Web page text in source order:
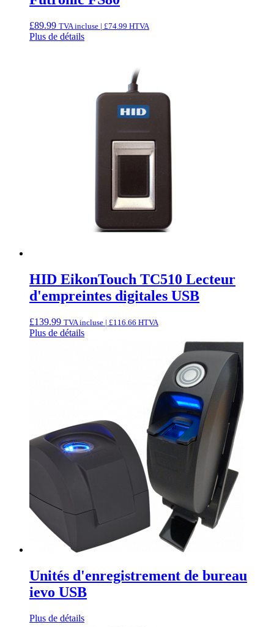
£89.99 TVA incluse | £74.99 HTVA
Plus de détails
HID EikonTouch TC510 Lecteur
d'empreintes digitales USB
£139.99 TVA incluse | £116.66 HTVA
Plus de détails
Unités d'enregistrement de bureau
ievo USB
Plus de détails